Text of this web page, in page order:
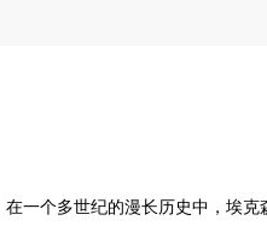
一个多世纪的漫长历史中，埃